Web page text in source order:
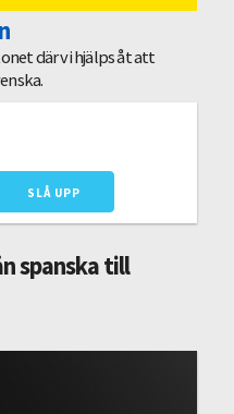
där vi hjälps åt att
spanska till